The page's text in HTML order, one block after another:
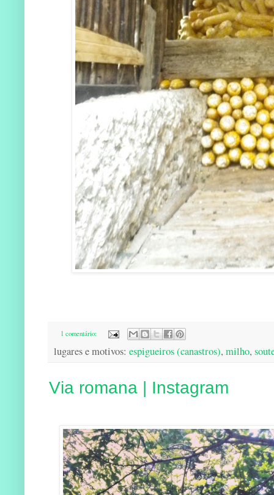
1 comentário:
lugares e motivos: espigueiros (canastros), milho,
Via romana | Instagram